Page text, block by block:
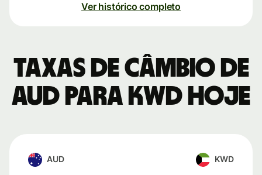
Ver histórico completo
Taxas de câmbio de
AUD para KWD hoje
AUD KWD